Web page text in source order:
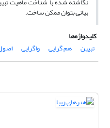
بیانی بتوان ممکن ساخت.
کلیدواژه‌ها
تبیین
هم گرایی واگرایی